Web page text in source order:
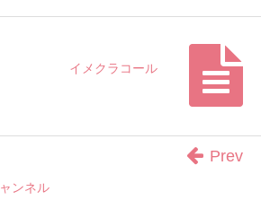
イメクラコール
ンネル
Prev